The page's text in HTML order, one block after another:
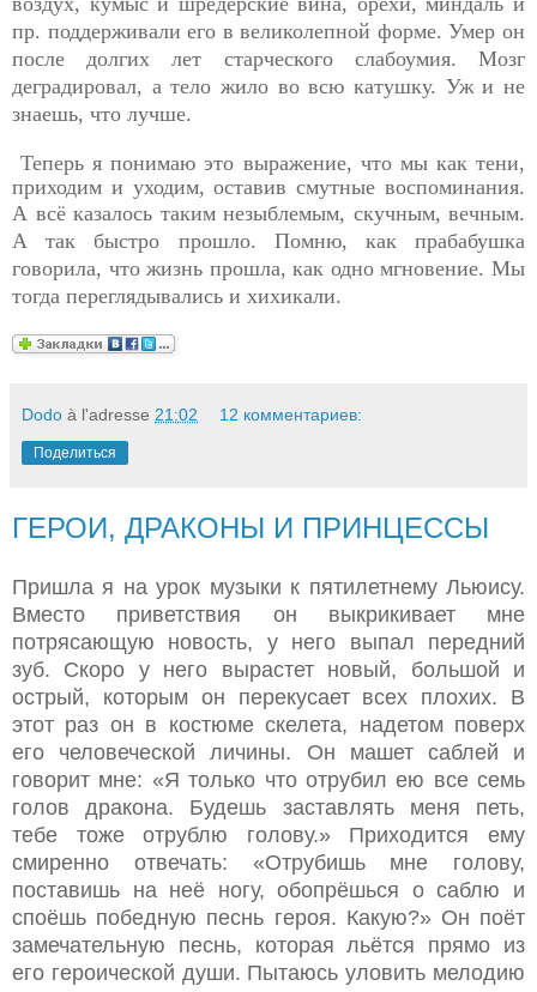
пр. поддерживали его в великолепной форме. Умер он
после долгих лет старческого слабоумия. Мозг
деградировал, а тело жило во всю катушку. Уж и не
знаешь, что лучше.
Теперь я понимаю это выражение, что мы как тени,
приходим и уходим, оставив смутные воспоминания.
А всё казалось таким незыблемым, скучным, вечным.
А так быстро прошло. Помню, как прабабушка
говорила, что жизнь прошла, как одно мгновение. Мы
тогда переглядывались и хихикали.
Dodo à l'adresse 21:02 12 комментариев:
Поделиться
ГЕРОИ, ДРАКОНЫ И ПРИНЦЕССЫ
Пришла я на урок музыки к пятилетнему Льюису.
Вместо приветствия он выкрикивает мне
потрясающую новость, у него выпал передний
зуб. Скоро у него вырастет новый, большой и
острый, которым он перекусает всех плохих. В
этот раз он в костюме скелета, надетом поверх
его человеческой личины. Он машет саблей и
говорит мне: «Я только что отрубил ею все семь
голов дракона. Будешь заставлять меня петь,
тебе тоже отрублю голову.» Приходится ему
смиренно отвечать: «Отрубишь мне голову,
поставишь на неё ногу, обопрёшься о саблю и
споёшь победную песнь героя. Какую?» Он поёт
замечательную песнь, которая льётся прямо из
его героической души. Пытаюсь уловить мелодию